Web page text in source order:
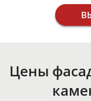
Цены